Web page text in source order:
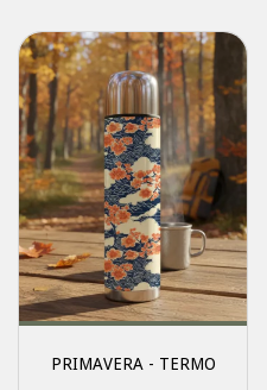
PRIMAVERA - TERMO